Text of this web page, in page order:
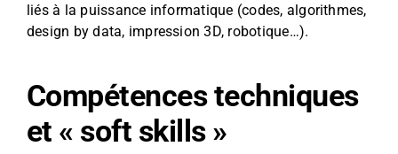
liés à la puissance informatique (codes, algorithmes,
design by data, impression 3D, robotique…).
Compétences techniques
et « soft skills »